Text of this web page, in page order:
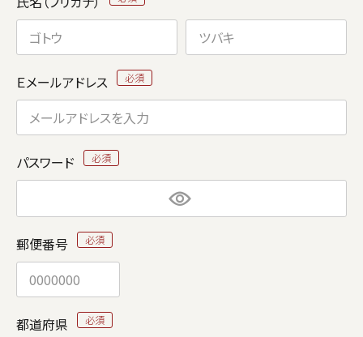
Ｅメールアドレス
パスワード
郵便番号
都道府県